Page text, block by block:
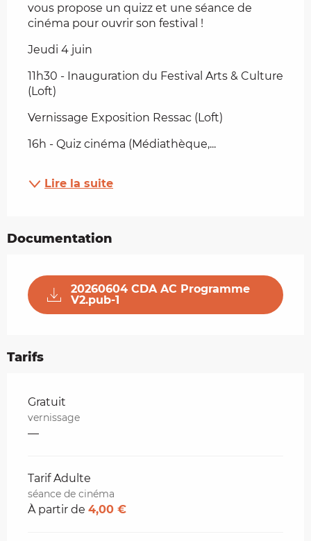
vous propose un quizz et une séance de
cinéma pour ouvrir son festival !
Jeudi 4 juin
11h30 - Inauguration du Festival Arts & Culture
(Loft)
Vernissage Exposition Ressac (Loft)
16h - Quiz cinéma (Médiathèque,...
Lire la suite
Documentation
20260604 CDA AC Programme
V2.pub-1
Tarifs
Tarifs 2026
Gratuit
vernissage
—
Tarif Adulte
séance de cinéma
À partir de 4,00 €